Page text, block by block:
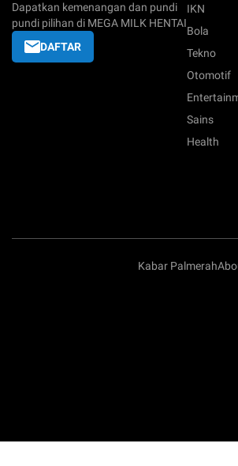
Dapatkan kemenangan dan pundi
pundi pilihan di MEGA MILK HENTAI
DAFTAR
IKN
Bola
Tekno
Otomotif
Sains
Health
Kabar Palmerah